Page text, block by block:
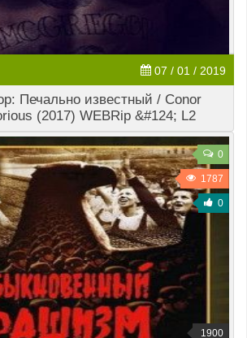
07 / 01 / 2019
Печально известный / Conor
(2017) WEBRip &#124; L2
0
1787
0
1900